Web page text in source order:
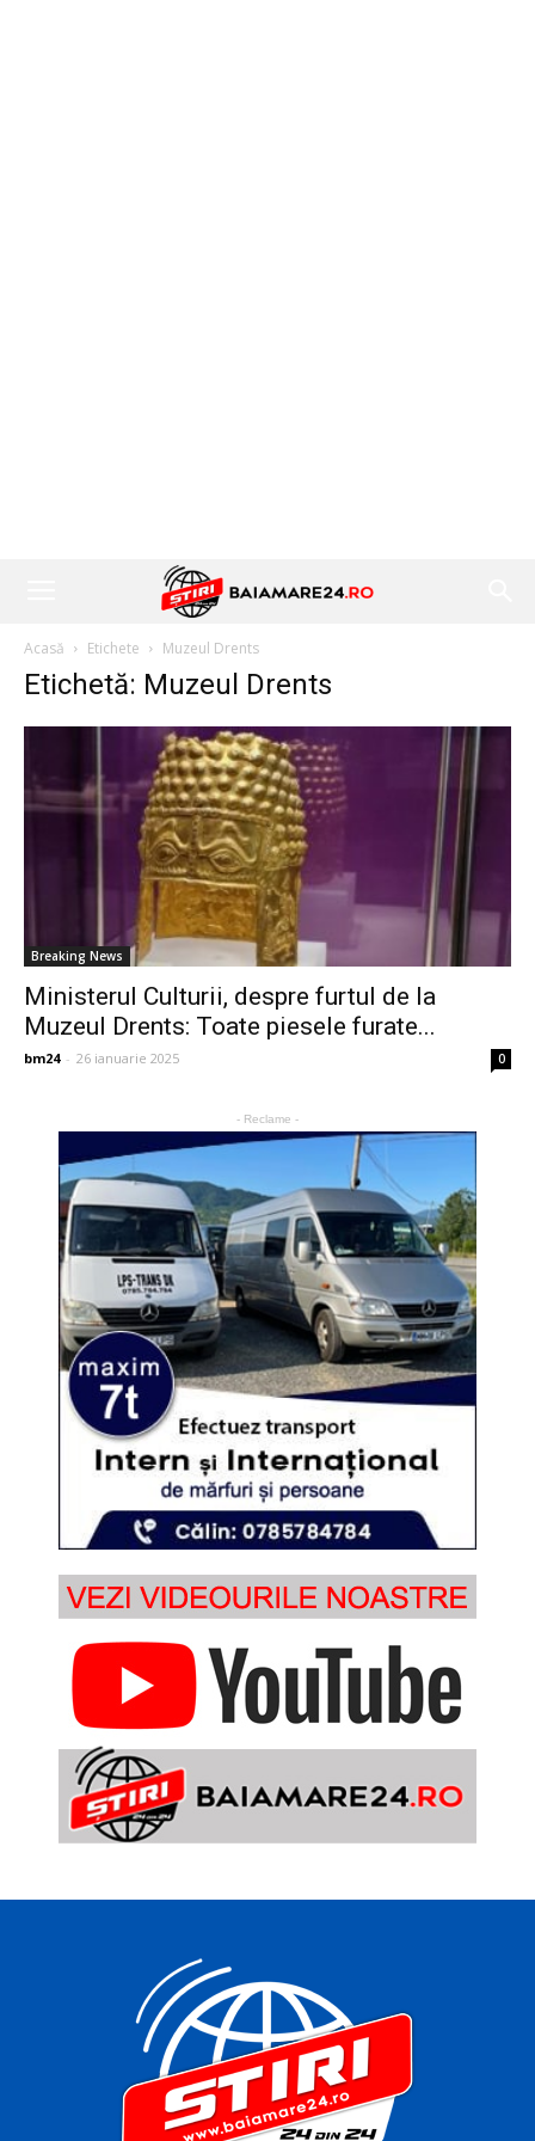
Acasă Etichete Muzeul Drents
Etichetă: Muzeul Drents
Breaking News
Ministerul Culturii, despre furtul de la
Muzeul Drents: Toate piesele furate...
bm24 - 26 ianuarie 2025 0
- Reclame -